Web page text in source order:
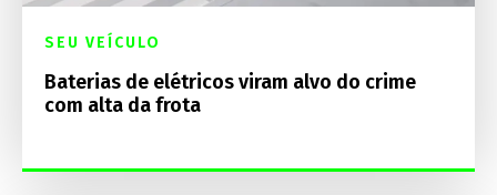
SEU VEÍCULO
Baterias de elétricos viram alvo do crime
com alta da frota